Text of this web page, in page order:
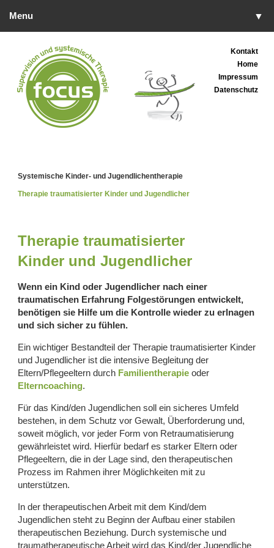
Menu ▼
Kontakt
Home
Impressum
Datenschutz
▼
▼
Systemische Kinder- und Jugendlichentherapie
Therapie traumatisierter Kinder und Jugendlicher
Therapie traumatisierter
Kinder und Jugendlicher
Wenn ein Kind oder Jugendlicher nach einer
traumatischen Erfahrung Folgestörungen entwickelt,
benötigen sie Hilfe um die Kontrolle wieder zu erlnagen
und sich sicher zu fühlen.
Ein wichtiger Bestandteil der Therapie traumatisierter Kinder
und Jugendlicher ist die intensive Begleitung der
Eltern/Pflegeeltern durch Familientherapie oder
Elterncoaching.
Für das Kind/den Jugendlichen soll ein sicheres Umfeld
bestehen, in dem Schutz vor Gewalt, Überforderung und,
soweit möglich, vor jeder Form von Retraumatisierung
gewährleistet wird. Hierfür bedarf es starker Eltern oder
Pflegeeltern, die in der Lage sind, den therapeutischen
Prozess im Rahmen ihrer Möglichkeiten mit zu
unterstützen.
In der therapeutischen Arbeit mit dem Kind/dem
Jugendlichen steht zu Beginn der Aufbau einer stabilen
therapeutischen Beziehung. Durch systemische und
traumatherapeutische Arbeit wird das Kind/der Jugendliche